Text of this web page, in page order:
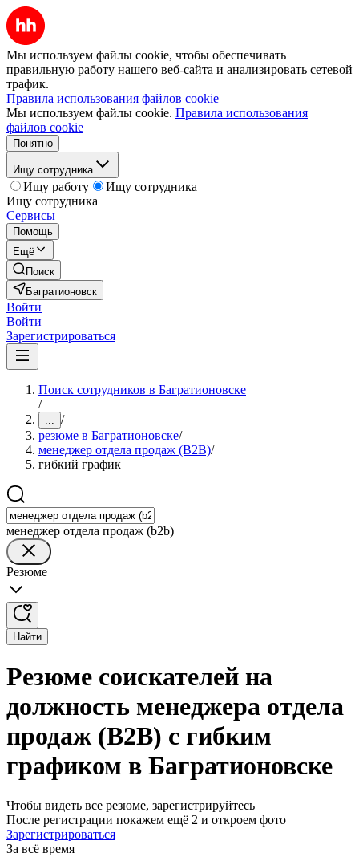
Мы используем файлы cookie, чтобы обеспечивать
правильную работу нашего веб-сайта и анализировать сетевой
трафик.
Правила использования файлов cookie
Мы используем файлы cookie. Правила использования
файлов cookie
Понятно
Ищу сотрудника
Ищу работу
Ищу сотрудника
Ищу сотрудника
Сервисы
Помощь
Ещё
Поиск
Багратионовск
Войти
Войти
Зарегистрироваться
Поиск сотрудников в Багратионовске
/
... /
резюме в Багратионовске/
менеджер отдела продаж (B2B)/
гибкий график
менеджер отдела продаж (b2b)
Резюме
Найти
Резюме соискателей на
должность менеджера отдела
продаж (B2B) с гибким
графиком в Багратионовске
Чтобы видеть все резюме, зарегистрируйтесь
После регистрации покажем ещё 2 и откроем фото
Зарегистрироваться
За всё время